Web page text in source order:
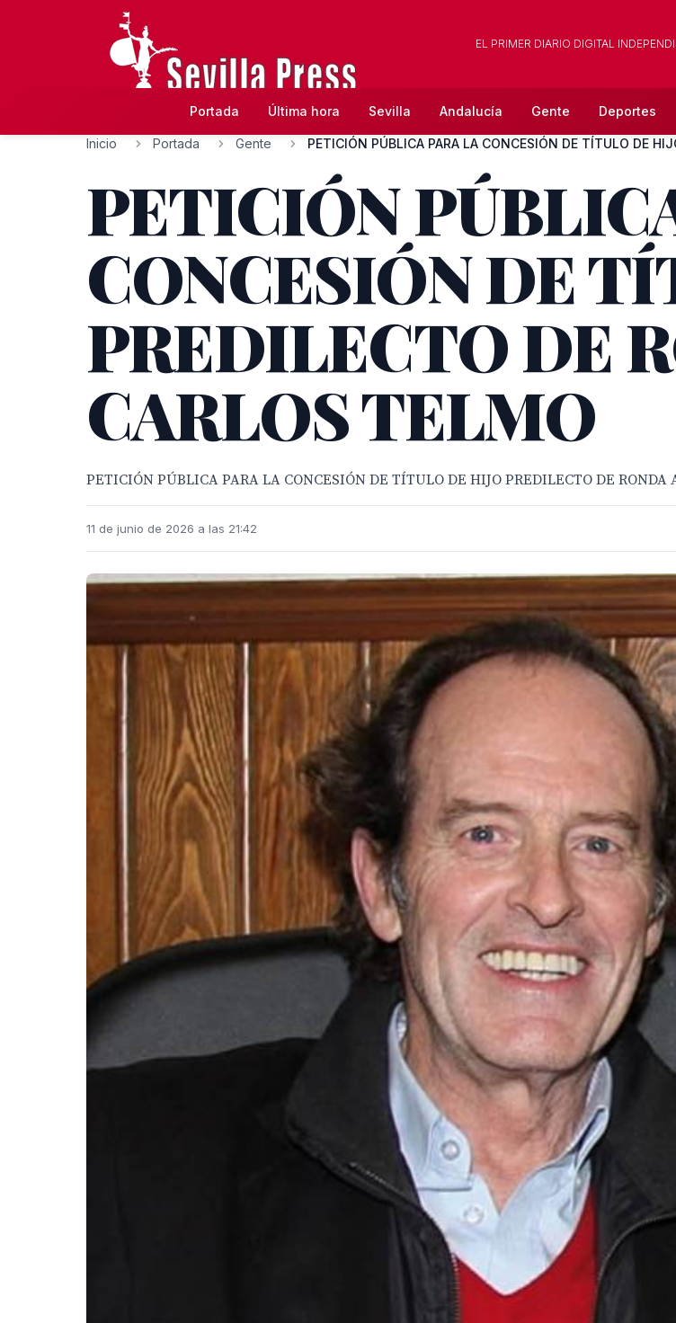
EL PRIMER DIARIO DIGITAL
Portada Última hora Sevilla Andalucía Gente Deportes
Inicio Portada Gente
PETICIÓN
CONCESIÓN DE
PREDILECTO DE
CARLOS TELMO
PETICIÓN PÚBLICA PARA LA CONCESIÓN DE TÍTULO DE HIJO PREDILECTO DE RONDA
11 de junio de 2026 a las 21:42